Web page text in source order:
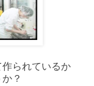
られているか
？